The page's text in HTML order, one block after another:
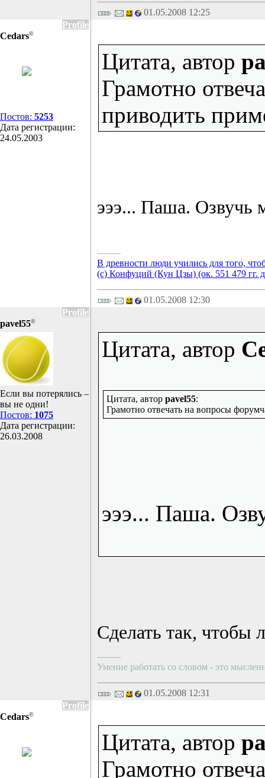
01.05.2008 12:25
Profile
Cedars©
Постов: 5253
Дата регистрации:
24.05.2003
Цитата, автор
Грамотно
приводить
эээ... Паша. Озвучь
--------
В древности люди учились для того,
(с) Конфуций (Кун Цзы) (ок. 551 479 гг.
01.05.2008 12:30
Profile
pavel55©
Если вы потерялись –
вы не одни!
Постов: 1075
Дата регистрации:
26.03.2008
Цитата, автор
Цитата, автор pavel55:
Грамотно отвечать на вопросы
эээ... Паша.
Сделать так, чтобы
--------
Умение работать со словом - это
01.05.2008 12:31
Profile
Cedars©
Цитата, автор
Грамотно